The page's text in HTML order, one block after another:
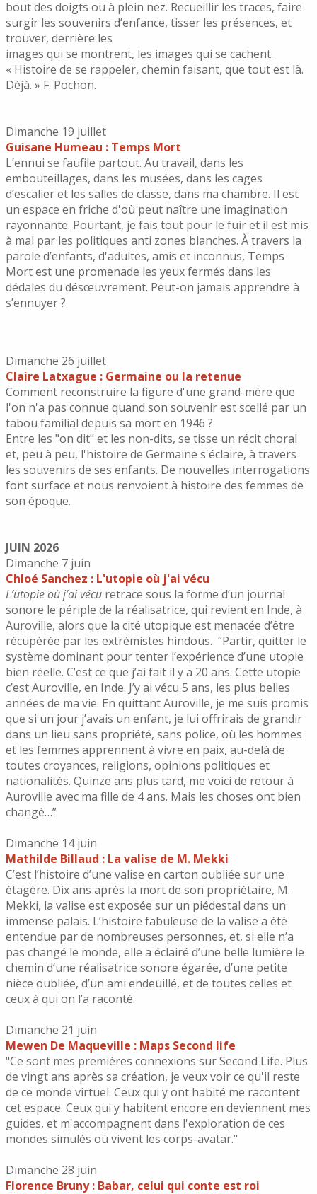
bout des doigts ou à plein nez. Recueillir les traces, faire
surgir les souvenirs d’enfance, tisser les présences, et
trouver, derrière les
images qui se montrent, les images qui se cachent.
« Histoire de se rappeler, chemin faisant, que tout est là.
Déjà. » F. Pochon.
Dimanche 19 juillet
Guisane Humeau : Temps Mort
L’ennui se faufile partout. Au travail, dans les
embouteillages, dans les musées, dans les cages
d’escalier et les salles de classe, dans ma chambre. Il est
un espace en friche d'où peut naître une imagination
rayonnante. Pourtant, je fais tout pour le fuir et il est mis
à mal par les politiques anti zones blanches. À travers la
parole d’enfants, d'adultes, amis et inconnus, Temps
Mort est une promenade les yeux fermés dans les
dédales du désœuvrement. Peut-on jamais apprendre à
s’ennuyer ?
Dimanche 26 juillet
Claire Latxague : Germaine ou la retenue
Comment reconstruire la figure d'une grand-mère que
l'on n'a pas connue quand son souvenir est scellé par un
tabou familial depuis sa mort en 1946 ?
Entre les "on dit" et les non-dits, se tisse un récit choral
et, peu à peu, l'histoire de Germaine s'éclaire, à travers
les souvenirs de ses enfants. De nouvelles interrogations
font surface et nous renvoient à histoire des femmes de
son époque.
JUIN 2026
Dimanche 7 juin
Chloé Sanchez : L'utopie où j'ai vécu
L’utopie où j’ai vécu retrace sous la forme d’un journal
sonore le périple de la réalisatrice, qui revient en Inde, à
Auroville, alors que la cité utopique est menacée d’être
récupérée par les extrémistes hindous. “Partir, quitter le
système dominant pour tenter l’expérience d’une utopie
bien réelle. C’est ce que j’ai fait il y a 20 ans. Cette utopie
c’est Auroville, en Inde. J’y ai vécu 5 ans, les plus belles
années de ma vie. En quittant Auroville, je me suis promis
que si un jour j’avais un enfant, je lui offrirais de grandir
dans un lieu sans propriété, sans police, où les hommes
et les femmes apprennent à vivre en paix, au-delà de
toutes croyances, religions, opinions politiques et
nationalités. Quinze ans plus tard, me voici de retour à
Auroville avec ma fille de 4 ans. Mais les choses ont bien
changé…”
Dimanche 14 juin
Mathilde Billaud : La valise de M. Mekki
C’est l’histoire d’une valise en carton oubliée sur une
étagère. Dix ans après la mort de son propriétaire, M.
Mekki, la valise est exposée sur un piédestal dans un
immense palais. L’histoire fabuleuse de la valise a été
entendue par de nombreuses personnes, et, si elle n’a
pas changé le monde, elle a éclairé d’une belle lumière le
chemin d’une réalisatrice sonore égarée, d’une petite
nièce oubliée, d’un ami endeuillé, et de toutes celles et
ceux à qui on l’a raconté.
Dimanche 21 juin
Mewen De Maqueville : Maps Second life
"Ce sont mes premières connexions sur Second Life. Plus
de vingt ans après sa création, je veux voir ce qu'il reste
de ce monde virtuel. Ceux qui y ont habité me racontent
cet espace. Ceux qui y habitent encore en deviennent mes
guides, et m'accompagnent dans l'exploration de ces
mondes simulés où vivent les corps-avatar."
Dimanche 28 juin
Florence Bruny : Babar, celui qui conte est roi